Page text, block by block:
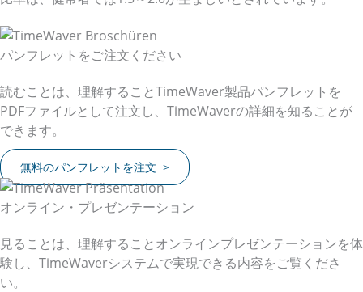
パンフレットをご注文ください
読むことは、理解することTimeWaver製品パンフレットを
PDFファイルとして注文し、TimeWaverの詳細を知ることが
できます。
無料のパンフレットを注文 >
オンライン・プレゼンテーション
見ることは、理解することオンラインプレゼンテーションを体
験し、TimeWaverシステムで実現できる内容をご覧くださ
い。